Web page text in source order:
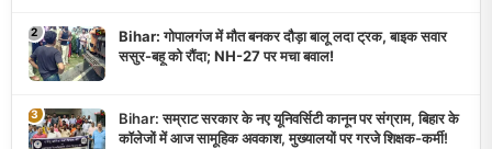
2
Bihar: गोपालगंज में मौत बनकर दौड़ा बालू लदा ट्रक, बाइक सवार
ससुर-बहू को रौंदा; NH-27 पर मचा बवाल!
3
Bihar: सम्राट सरकार के नए यूनिवर्सिटी कानून पर संग्राम, बिहार के
कॉलेजों में आज सामूहिक अवकाश, मुख्यालयों पर गरजे शिक्षक-कर्मी!